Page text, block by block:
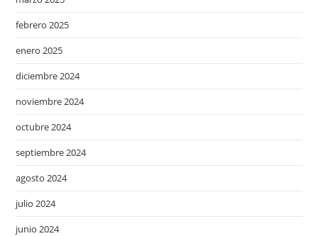
febrero 2025
enero 2025
diciembre 2024
noviembre 2024
octubre 2024
septiembre 2024
agosto 2024
julio 2024
junio 2024